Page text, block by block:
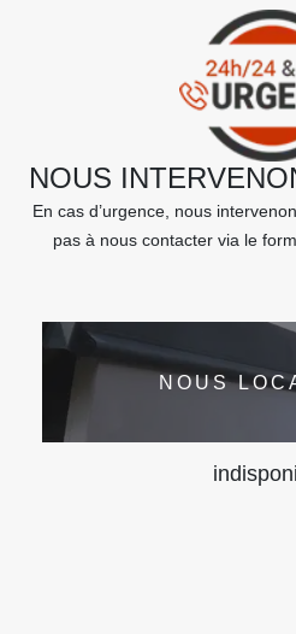
NOUS
En cas d’urgence, nous
pas à nous contacter via le
NOUS